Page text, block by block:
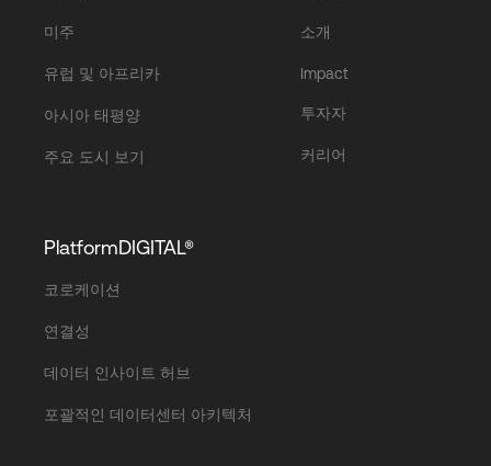
미주
유럽 및 아프리카
아시아 태평양
주요 도시 보기
소개
Impact
투자자
커리어
PlatformDIGITAL®
코로케이션
연결성
데이터 인사이트 허브
포괄적인 데이터센터 아키텍처